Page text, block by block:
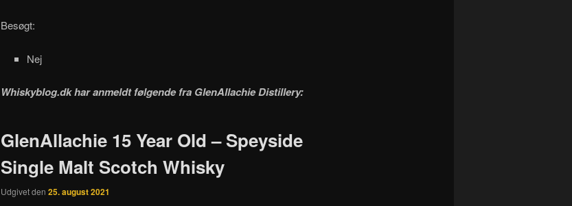
Besøgt:
Nej
Whiskyblog.dk har anmeldt følgende fra GlenAllachie Distillery:
GlenAllachie 15 Year Old – Speyside
Single Malt Scotch Whisky
Udgivet den 25. august 2021